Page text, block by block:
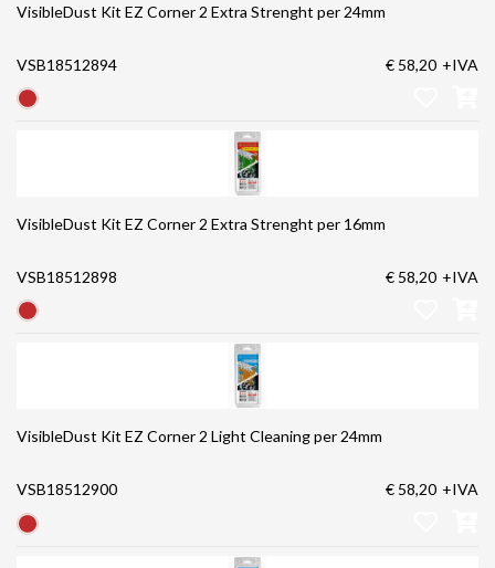
VisibleDust Kit EZ Corner 2 Extra Strenght per 24mm
VSB18512894 € 58,20 +IVA
VisibleDust Kit EZ Corner 2 Extra Strenght per 16mm
VSB18512898 € 58,20 +IVA
VisibleDust Kit EZ Corner 2 Light Cleaning per 24mm
VSB18512900 € 58,20 +IVA